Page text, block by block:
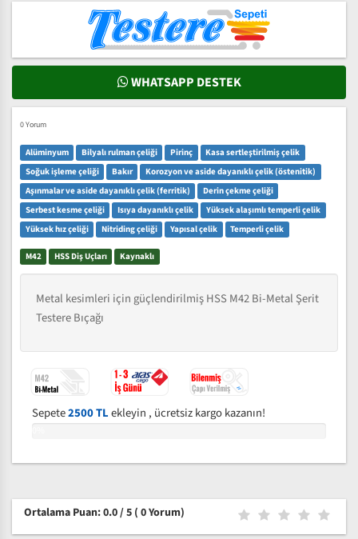
WHATSAPP DESTEK
0 Yorum
Alüminyum Bilyalı rulman çeliği Pirinç
Kasa sertleştirilmiş çelik
Soğuk işleme çeliği
Bakır
Korozyon ve aside dayanıklı çelik (östenitik)
Aşınmalar ve aside dayanıklı çelik (ferritik)
Derin çekme çeliği
Serbest kesme çeliği
Isıya dayanıklı çelik
Yüksek alaşımlı temperli çelik
Yüksek hız çeliği
Nitriding çeliği Yapısal çelik Temperli çelik
M42 HSS Diş Uçları Kaynaklı
Metal kesimleri için güçlendirilmiş HSS M42 Bi-Metal Şerit
Testere Bıçağı
Sepete2500 TLekleyin , ücretsiz kargo kazanın!
Ortalama Puan: 0.0 / 5 ( 0 Yorum)